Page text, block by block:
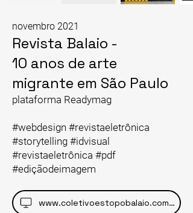
novembro 2021
Revista Balaio -
10 anos de arte
migrante em São Paulo
plataforma Readymag
#webdesign #revistaeletrônica
#storytelling #idvisual
#revistaeletrônica #pdf
#ediçãodeimagem
www.coletivoestopobalaio.com.br